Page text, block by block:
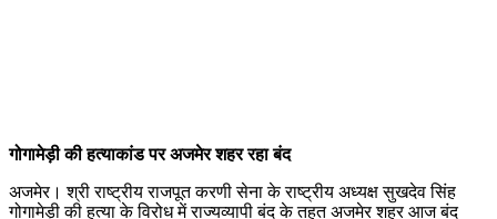
गोगामेड़ी की हत्याकांड पर अजमेर शहर रहा बंद
अजमेर। श्री राष्ट्रीय राजपूत करणी सेना के राष्ट्रीय अध्यक्ष सुखदेव सिंह
गोगामेड़ी की हत्या के विरोध में राज्यव्यापी बंद के तहत अजमेर शहर आज बंद